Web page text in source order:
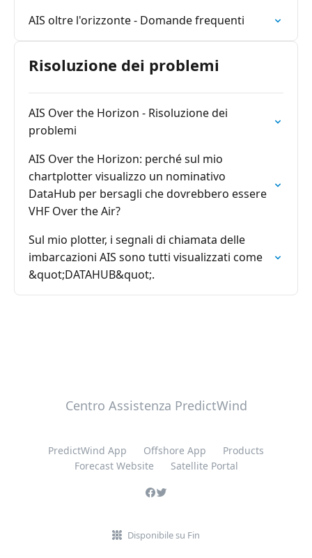
AIS oltre l'orizzonte - Domande frequenti
Risoluzione dei problemi
AIS Over the Horizon - Risoluzione dei
problemi
AIS Over the Horizon: perché sul mio
chartplotter visualizzo un nominativo
DataHub per bersagli che dovrebbero essere
VHF Over the Air?
Sul mio plotter, i segnali di chiamata delle
imbarcazioni AIS sono tutti visualizzati come
&quot;DATAHUB&quot;.
Centro Assistenza PredictWind
PredictWind App Offshore App
Products
Forecast Website
Satellite Portal
Disponibile su Fin